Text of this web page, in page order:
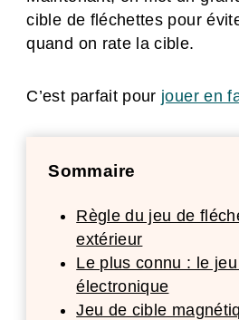
cible de fléchettes pour
quand on rate la cible.
C’est parfait pour jouer en
Sommaire
Règle du jeu de
extérieur
Le plus connu : le
électronique
Jeu de cible